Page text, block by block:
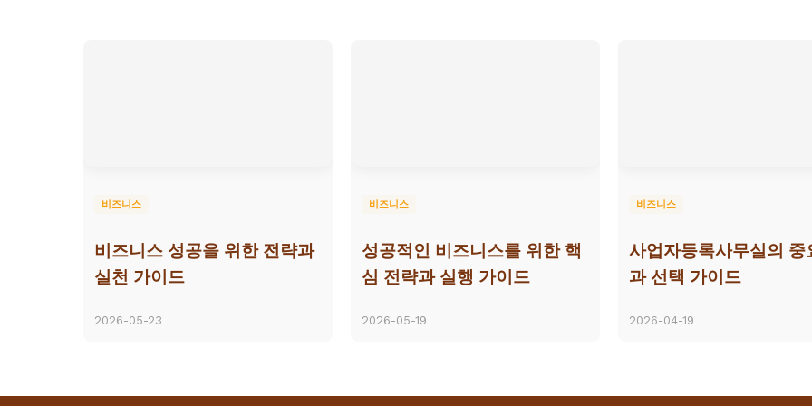
비즈니스
비즈니스 성공을 위한 전략과
실천 가이드
2026-05-23
비즈니스
성공적인 비즈니스를 위한 핵
심 전략과 실행 가이드
2026-05-19
비즈니스
사업자등록사무실의 중
과 선택 가이드
2026-04-19